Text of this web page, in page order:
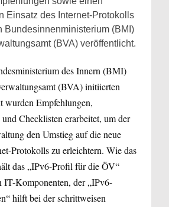
Einsatz des Internet-Protokolls
Bundesinnenministerium (BMI)
(BVA) veröffentlicht.
des Innern (BMI)
(BVA) initiierten
wurden Empfehlungen,
Checklisten erarbeitet, um der
den Umstieg auf die neue
Protokolls zu erleichtern. Wie das
das „IPv6-Profil für die ÖV“
IT-Komponenten, der „IPv6-
hilft bei der schrittweisen